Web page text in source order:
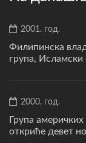
2001. год.
Филипинска
група,
2000. год.
Група
откриће девет